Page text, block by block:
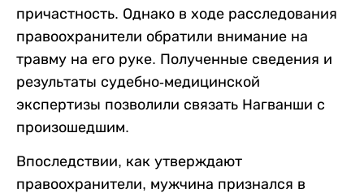
причастность. Однако в ходе расследования
правоохранители обратили внимание на
травму на его руке. Полученные сведения и
результаты судебно-медицинской
экспертизы позволили связать Нагванши с
произошедшим.
Впоследствии, как утверждают
правоохранители, мужчина признался в